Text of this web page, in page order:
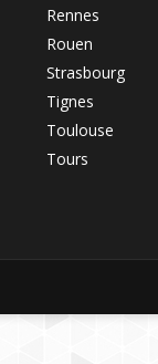
Rennes
Rouen
Strasbourg
Tignes
Toulouse
Tours